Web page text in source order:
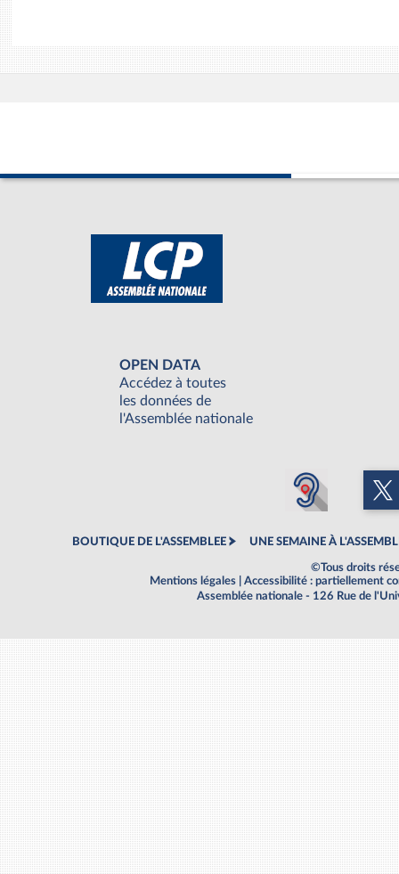
OPEN DATA
Accédez à toutes
les données de
l'Assemblée nationale
BOUTIQUE DE L'ASSEMBLEE UNE SEMAINE À
©Tous droits
Mentions légales
Accessibilité : partiellement
Assemblée nationale - 126 Rue de